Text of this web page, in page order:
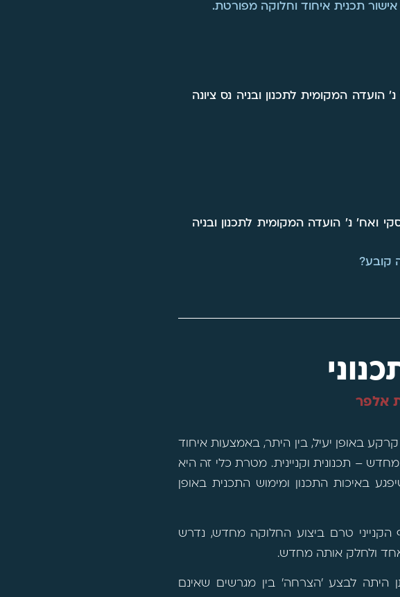
תכנית איחוד וחלוקה מפורטת.
הועדה המקומית לתכנון ובניה נס ציונה
ואח' נ' הועדה המקומית לתכנון ובניה
קובע?
אלפר
באופן יעיל, בין היתר, באמצעות איחוד
מחדש – תכנונית וקניינית. מטרת כלי זה היא
באיכות התכנון ומימוש התכנית באופן
הקנייני טרם ביצוע החלוקה מחדש, נדרש
ולחלק אותה מחדש.
היתה לבצע 'הצרחה' בין מגרשים שאינם